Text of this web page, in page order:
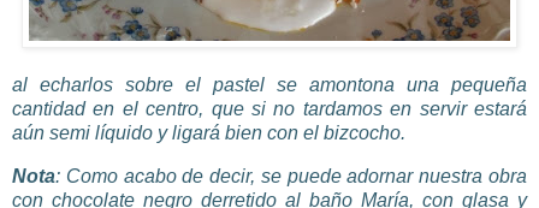
al echarlos sobre el pastel se amontona una pequeña
cantidad en el centro, que si no tardamos en servir estará
aún semi líquido y ligará bien con el bizcocho.
Nota: Como acabo de decir, se puede adornar nuestra obra
con chocolate negro derretido al baño María, con glasa y